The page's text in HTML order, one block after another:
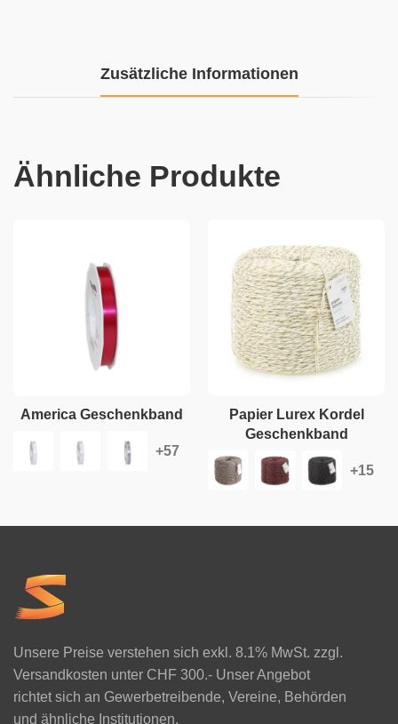
Zusätzliche Informationen
Ähnliche Produkte
America Geschenkband
Papier Lurex Kordel
Geschenkband
Unsere Preise verstehen sich exkl. 8.1% MwSt. zzgl.
Versandkosten unter CHF 300.- Unser Angebot
richtet sich an Gewerbetreibende, Vereine, Behörden
und ähnliche Institutionen.